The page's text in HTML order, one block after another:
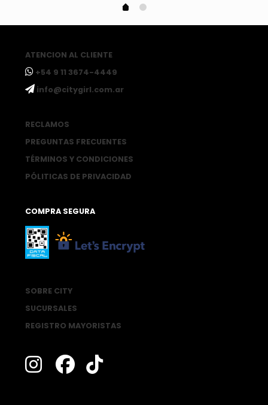
ATENCION AL CLIENTE
ㅤ+54 9 11 3674-4449
ㅤinfo@citygirl.com.ar
RECLAMOS
PREGUNTAS FRECUENTES
TÉRMINOS Y CONDICIONES
PÓLITICAS DE PRIVACIDAD
COMPRA SEGURA
SOBRE CITY
SUCURSALES
REGISTRO MAYORISTAS